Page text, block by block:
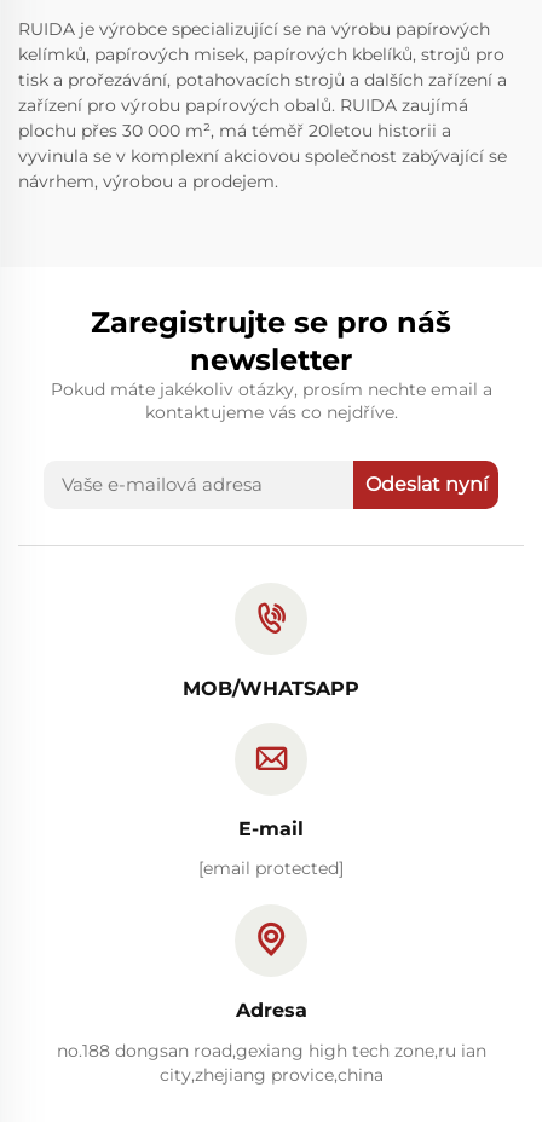
RUIDA je výrobce specializující se na výrobu papírových
kelímků, papírových misek, papírových kbelíků, strojů pro
tisk a prořezávání, potahovacích strojů a dalších zařízení a
zařízení pro výrobu papírových obalů. RUIDA zaujímá
plochu přes 30 000 m², má téměř 20letou historii a
vyvinula se v komplexní akciovou společnost zabývající se
návrhem, výrobou a prodejem.
Zaregistrujte se pro náš
newsletter
Pokud máte jakékoliv otázky, prosím nechte email a
kontaktujeme vás co nejdříve.
Odeslat nyní
MOB/WHATSAPP
E-mail
[email protected]
Adresa
no.188 dongsan road,gexiang high tech zone,ru ian
city,zhejiang provice,china